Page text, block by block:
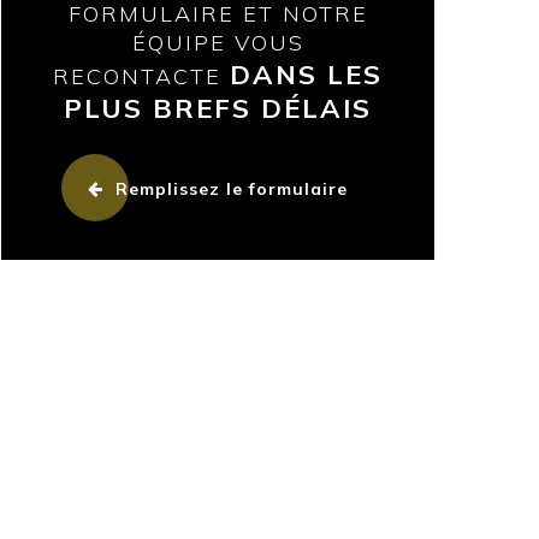
FORMULAIRE ET NOTRE
ÉQUIPE VOUS
RECONTACTE DANS LES
PLUS BREFS DÉLAIS
Remplissez le formulaire